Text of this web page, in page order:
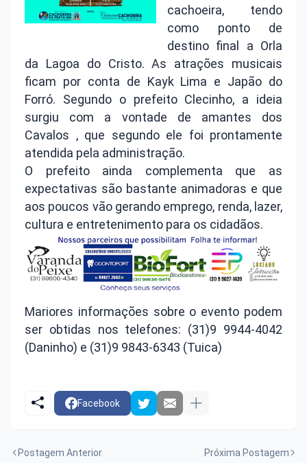
cachoeira, tendo
como ponto de
destino final a Orla
da Lagoa do Cristo. As atrações musicais
ficam por conta de Kayk Lima e Japão do
Forró. Segundo o prefeito Clecinho, a ideia
surgiu com a vontade de amantes dos
Cavalos , que segundo ele foi prontamente
atendida pela administração.
O prefeito ainda complementa que as
expectativas são bastante animadoras e que
aos poucos vão gerando emprego, renda, lazer,
cultura e entretenimento para os cidadãos.
Mariores informações sobre o evento podem
ser obtidas nos telefones: (31)9 9944-4042
(Daninho) e (31)9 9843-6343 (Tuica)
Facebook
Postagem Anterior Próxima Postagem